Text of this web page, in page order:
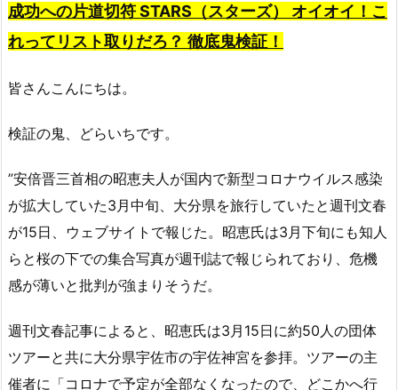
成功への片道切符 STARS（スターズ） オイオイ！こ
れってリスト取りだろ？ 徹底鬼検証！
皆さんこんにちは。
検証の鬼、どらいちです。
”安倍晋三首相の昭恵夫人が国内で新型コロナウイルス感染
が拡大していた3月中旬、大分県を旅行していたと週刊文春
が15日、ウェブサイトで報じた。昭恵氏は3月下旬にも知人
らと桜の下での集合写真が週刊誌で報じられており、危機
感が薄いと批判が強まりそうだ。
週刊文春記事によると、昭恵氏は3月15日に約50人の団体
ツアーと共に大分県宇佐市の宇佐神宮を参拝。ツアーの主
催者に「コロナで予定が全部なくなったので、どこかへ行